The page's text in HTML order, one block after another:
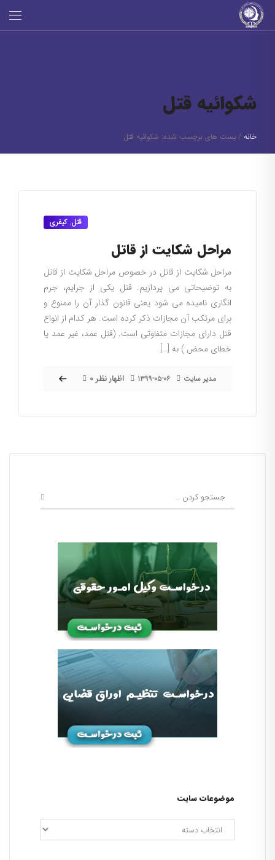
شکوائیه قتل
خانه / پست های برچسب شده: شکوائیه قتل
قتل,کیفری
مراحل شکایت از قاتل
مراحل شکایت از قاتل در خصوص مراحل شکایت از قاتل
به توضیحاتی می پردازیم. قتل یکی از جرایم، جرم
انگاری نامیده می شود یعنی قانون گذار آن را ممنوع و
برای مرتکب آن مجازات ذکر کرده است. هر کدام از انواع
قتل دارای مجازات متفاوتی است. (قتل عمد، غیر عمد یا
خطای محض ) به […]
مدیر سایت ۱۳۹۹-۰۵-۰۶ ۰ اظهار نظر
موضوعات سایت